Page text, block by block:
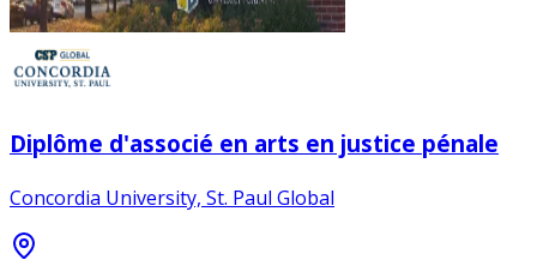
Diplôme d'associé en arts en justice pénale
Concordia University, St. Paul Global